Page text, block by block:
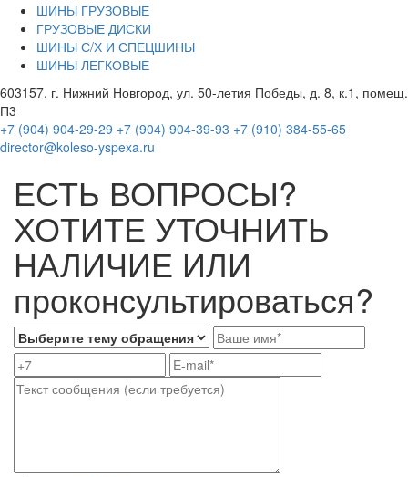
ШИНЫ ГРУЗОВЫЕ
ГРУЗОВЫЕ ДИСКИ
ШИНЫ С/Х И СПЕЦШИНЫ
ШИНЫ ЛЕГКОВЫЕ
603157, г. Нижний Новгород, ул. 50-летия Победы, д. 8, к.1, помещ.
П3
+7 (904) 904-29-29 +7 (904) 904-39-93 +7 (910) 384-55-65
director@koleso-yspexa.ru
ЕСТЬ ВОПРОСЫ?
ХОТИТЕ УТОЧНИТЬ
НАЛИЧИЕ ИЛИ
проконсультироваться?